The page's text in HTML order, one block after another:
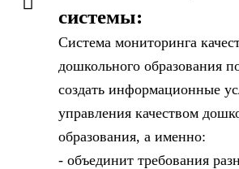
системы:
Система мониторинга
дошкольного образования
создать информационные
управления качеством
образования, а именно:
- объединит требования